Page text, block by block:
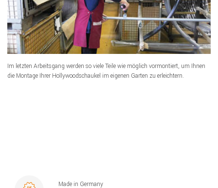
Im letzten Arbeitsgang werden so viele Teile wie möglich vormontiert, um Ihnen
die Montage Ihrer Hollywoodschaukel im eigenen Garten zu erleichtern.
Made in Germany